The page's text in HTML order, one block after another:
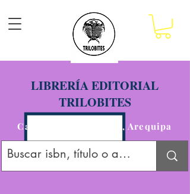
LIBRERÍA EDITORIAL
TRILOBITES
Calle San Agustín 201, Arequipa